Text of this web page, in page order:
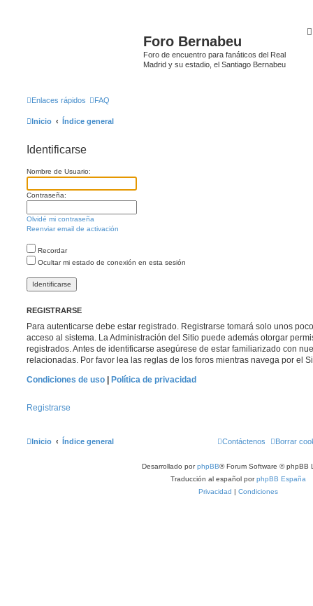
Foro Bernabeu
Foro de encuentro para fanáticos del Real
Madrid y su estadio, el Santiago Bernabeu
Enlaces rápidos FAQ
Inicio Índice general
Identificarse
Nombre de Usuario:
Contraseña:
Olvidé mi contraseña
Reenviar email de activación
Recordar
Ocultar mi estado de conexión en esta sesión
REGISTRARSE
Para autenticarse debe estar registrado. Registrarse tomará solo unos
acceso al sistema. La Administración del Sitio puede además otorgar
registrados. Antes de identificarse asegúrese de estar familiarizado con
relacionadas. Por favor lea las reglas de los foros mientras navega por el
Condiciones de uso
Política de privacidad
Registrarse
Inicio Índice general Borrar
Contáctenos
Desarrollado porphpBB® Forum Software © phpBB
Traducción al español porphpBB España
Privacidad | Condiciones